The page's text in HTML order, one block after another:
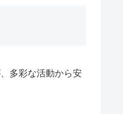
多彩な活動から安